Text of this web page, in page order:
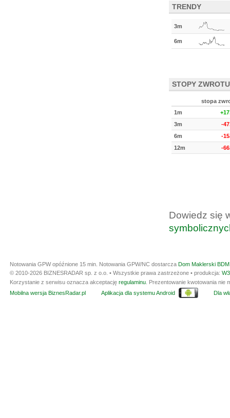
TRENDY
3m
6m
STOPY ZWROTU
stopa
1m
3m
-
6m
-
12m
-
Dowiedz się
Notowania GPW opóźnione 15 min. Notowania GPW/NC dostarcza Dom Maklerski
© 2010-2026 BIZNESRADAR sp. z o.o. • Wszystkie prawa zastrzeżone • produkcja:
Korzystanie z serwisu oznacza akceptację regulaminu . Prezentowanie kwotowania
Mobilna wersja BiznesRadar.pl
Aplikacja dla systemu Android Dla